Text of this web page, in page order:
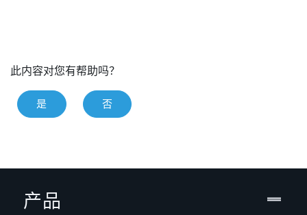
此内容对您有帮助吗？
是 否
产品